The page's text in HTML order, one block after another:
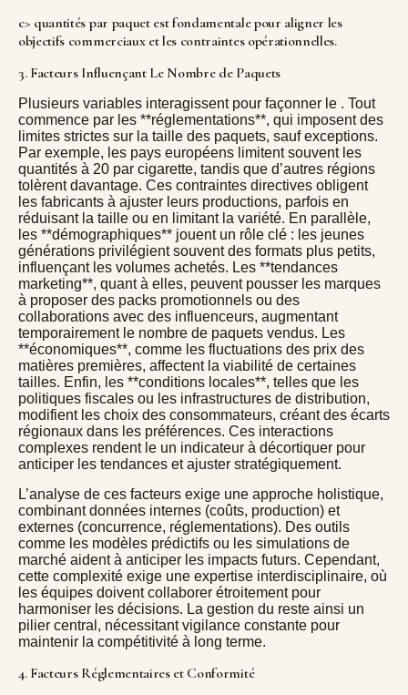
c> quantités par paquet est fondamentale pour aligner les
objectifs commerciaux et les contraintes opérationnelles.
3. Facteurs Influençant Le Nombre de Paquets
Plusieurs variables interagissent pour façonner le . Tout
commence par les **réglementations**, qui imposent des
limites strictes sur la taille des paquets, sauf exceptions.
Par exemple, les pays européens limitent souvent les
quantités à 20 par cigarette, tandis que d’autres régions
tolèrent davantage. Ces contraintes directives obligent
les fabricants à ajuster leurs productions, parfois en
réduisant la taille ou en limitant la variété. En parallèle,
les **démographiques** jouent un rôle clé : les jeunes
générations privilégient souvent des formats plus petits,
influençant les volumes achetés. Les **tendances
marketing**, quant à elles, peuvent pousser les marques
à proposer des packs promotionnels ou des
collaborations avec des influenceurs, augmentant
temporairement le nombre de paquets vendus. Les
**économiques**, comme les fluctuations des prix des
matières premières, affectent la viabilité de certaines
tailles. Enfin, les **conditions locales**, telles que les
politiques fiscales ou les infrastructures de distribution,
modifient les choix des consommateurs, créant des écarts
régionaux dans les préférences. Ces interactions
complexes rendent le un indicateur à décortiquer pour
anticiper les tendances et ajuster stratégiquement.
L’analyse de ces facteurs exige une approche holistique,
combinant données internes (coûts, production) et
externes (concurrence, réglementations). Des outils
comme les modèles prédictifs ou les simulations de
marché aident à anticiper les impacts futurs. Cependant,
cette complexité exige une expertise interdisciplinaire, où
les équipes doivent collaborer étroitement pour
harmoniser les décisions. La gestion du reste ainsi un
pilier central, nécessitant vigilance constante pour
maintenir la compétitivité à long terme.
4. Facteurs Réglementaires et Conformité